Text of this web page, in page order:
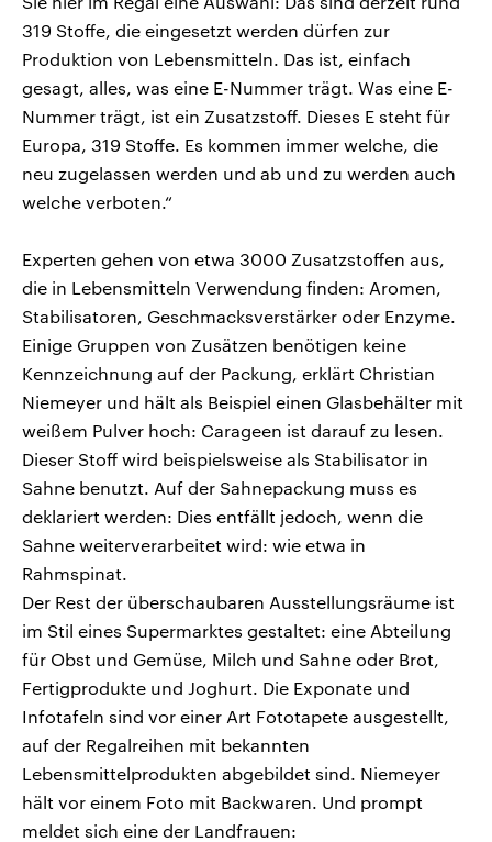
319 Stoffe, die eingesetzt werden dürfen zur
Produktion von Lebensmitteln. Das ist, einfach
gesagt, alles, was eine E-Nummer trägt. Was eine E-
Nummer trägt, ist ein Zusatzstoff. Dieses E steht für
Europa, 319 Stoffe. Es kommen immer welche, die
neu zugelassen werden und ab und zu werden auch
welche verboten.“
Experten gehen von etwa 3000 Zusatzstoffen aus,
die in Lebensmitteln Verwendung finden: Aromen,
Stabilisatoren, Geschmacksverstärker oder Enzyme.
Einige Gruppen von Zusätzen benötigen keine
Kennzeichnung auf der Packung, erklärt Christian
Niemeyer und hält als Beispiel einen Glasbehälter mit
weißem Pulver hoch: Carageen ist darauf zu lesen.
Dieser Stoff wird beispielsweise als Stabilisator in
Sahne benutzt. Auf der Sahnepackung muss es
deklariert werden: Dies entfällt jedoch, wenn die
Sahne weiterverarbeitet wird: wie etwa in
Rahmspinat.
Der Rest der überschaubaren Ausstellungsräume ist
im Stil eines Supermarktes gestaltet: eine Abteilung
für Obst und Gemüse, Milch und Sahne oder Brot,
Fertigprodukte und Joghurt. Die Exponate und
Infotafeln sind vor einer Art Fototapete ausgestellt,
auf der Regalreihen mit bekannten
Lebensmittelprodukten abgebildet sind. Niemeyer
hält vor einem Foto mit Backwaren. Und prompt
meldet sich eine der Landfrauen: